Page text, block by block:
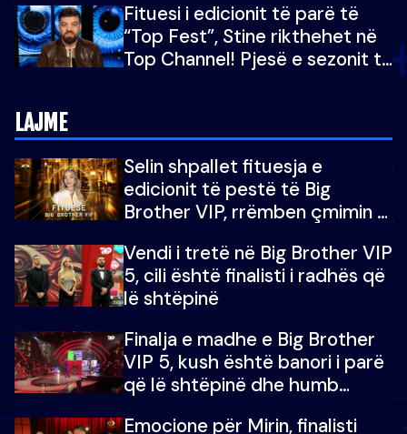
për në fund!
Fituesi i edicionit të parë të
“Top Fest”, Stine rikthehet në
Top Channel! Pjesë e sezonit të
LAJME
Selin shpallet fituesja e
edicionit të pestë të Big
Brother VIP, rrëmben çmimin e
Vendi i tretë në Big Brother VIP
5, cili është finalisti i radhës që
lë shtëpinë
Finalja e madhe e Big Brother
VIP 5, kush është banori i parë
që lë shtëpinë dhe humb
Emocione për Mirin, finalisti